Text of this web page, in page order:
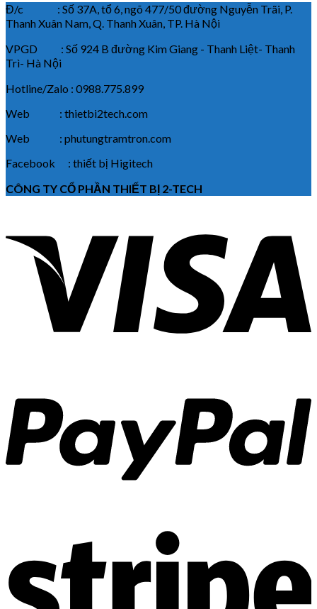
Đ/c : Số 37A, tổ 6, ngõ 477/50 đường Nguyễn Trãi, P.
Thanh Xuân Nam, Q. Thanh Xuân, TP. Hà Nội
VPGD : Số 924 B đường Kim Giang - Thanh Liệt- Thanh
Trì- Hà Nội
Hotline/Zalo : 0988.775.899
Web : thietbi2tech.com
Web : phutungtramtron.com
Facebook : thiết bị Higitech
CÔNG TY CỔ PHẦN THIẾT BỊ 2-TECH